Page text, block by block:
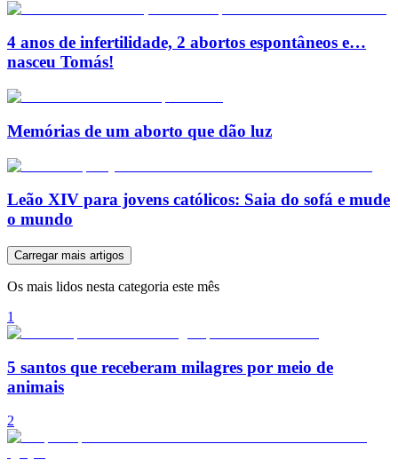
4 anos de infertilidade, 2 abortos espontâneos e…
nasceu Tomás!
Memórias de um aborto que dão luz
Leão XIV para jovens católicos: Saia do sofá e mude
o mundo
Carregar mais artigos
Os mais lidos nesta categoria este mês
1
5 santos que receberam milagres por meio de
animais
2